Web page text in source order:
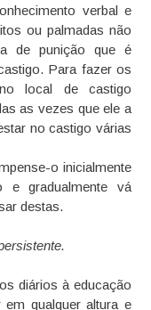
verbal e
ou palmadas não
de punição que é
Para fazer os
local de castigo
as vezes que ele a
no castigo várias
o inicialmente
e gradualmente vá
destas.
diários à educação
qualquer altura e